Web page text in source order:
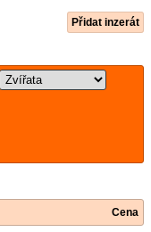
Přidat inzerát
Cena